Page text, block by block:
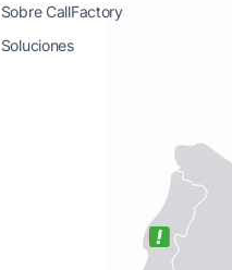
Sobre CallFactory
Soluciones